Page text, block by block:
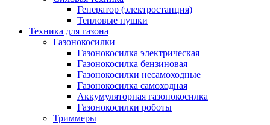
Генератор (электростанция)
Тепловые пушки
Техника для газона
Газонокосилки
Газонокосилка электрическая
Газонокосилка бензиновая
Газонокосилки несамоходные
Газонокосилка самоходная
Аккумуляторная газонокосилка
Газонокосилки роботы
Триммеры